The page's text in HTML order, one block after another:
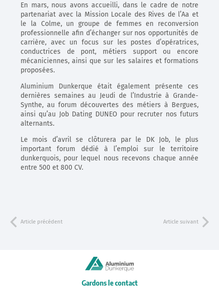
En mars, nous avons accueilli, dans le cadre de notre
partenariat avec la Mission Locale des Rives de l’Aa et
le la Colme, un groupe de femmes en reconversion
professionnelle afin d’échanger sur nos opportunités de
carrière, avec un focus sur les postes d’opératrices,
conductrices de pont, métiers support ou encore
mécaniciennes, ainsi que sur les salaires et formations
proposées.
Aluminium Dunkerque était également présente ces
dernières semaines au Jeudi de l’Industrie à Grande-
Synthe, au forum découvertes des métiers à Bergues,
ainsi qu’au Job Dating DUNEO pour recruter nos futurs
alternants.
Le mois d’avril se clôturera par le DK Job, le plus
important forum dédié à l’emploi sur le territoire
dunkerquois, pour lequel nous recevons chaque année
entre 500 et 800 CV.
Article précédent Article suivant
Gardons le contact